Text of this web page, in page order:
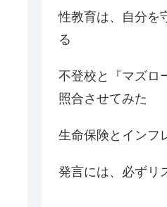
性教育は、自分を
る
不登校と『マズロ
照合させてみた
生命保険とインフ
発言には、必ずリ